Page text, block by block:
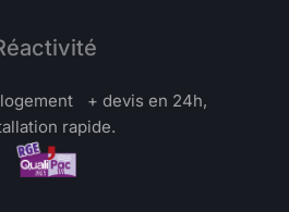
+ devis en 24h,
rapide.